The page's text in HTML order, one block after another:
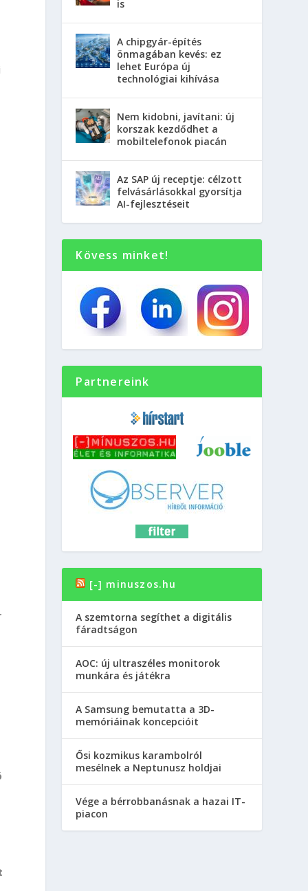
is
A chipgyár-építés
önmagában kevés: ez
lehet Európa új
technológiai kihívása
Nem kidobni, javítani: új
korszak kezdődhet a
mobiltelefonok piacán
Az SAP új receptje: célzott
felvásárlásokkal gyorsítja
AI-fejlesztéseit
Kövess minket!
Partnereink
[-] minuszos.hu
A szemtorna segíthet a digitális
fáradtságon
AOC: új ultraszéles monitorok
munkára és játékra
A Samsung bemutatta a 3D-
memóriáinak koncepcióit
Ősi kozmikus karambolról
mesélnek a Neptunusz holdjai
Vége a bérrobbanásnak a hazai IT-
piacon